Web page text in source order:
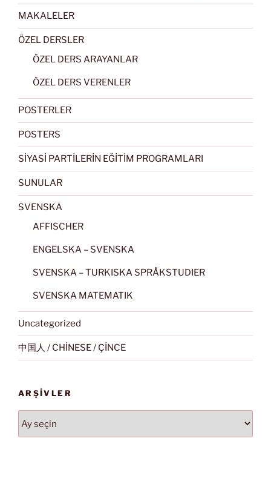
MAKALELER
ÖZEL DERSLER
ÖZEL DERS ARAYANLAR
ÖZEL DERS VERENLER
POSTERLER
POSTERS
SİYASİ PARTİLERİN EĞİTİM PROGRAMLARI
SUNULAR
SVENSKA
AFFISCHER
ENGELSKA – SVENSKA
SVENSKA – TURKISKA SPRÅKSTUDIER
SVENSKA MATEMATIK
Uncategorized
中国人 / CHİNESE / ÇİNCE
ARŞIVLER